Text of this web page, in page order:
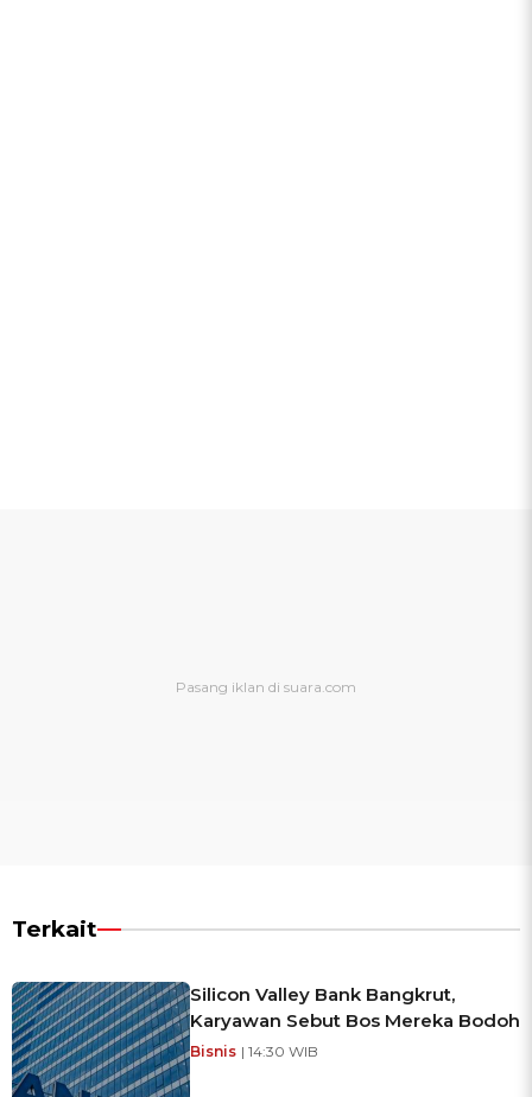
Terkait
Silicon Valley Bank Bangkrut,
Karyawan Sebut Bos Mereka Bodoh
Bisnis | 14:30 WIB